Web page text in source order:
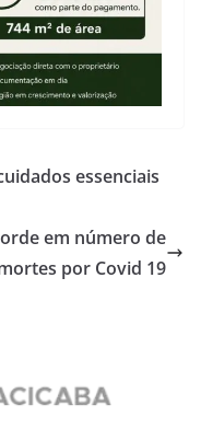
essenciais
em número de
por Covid 19